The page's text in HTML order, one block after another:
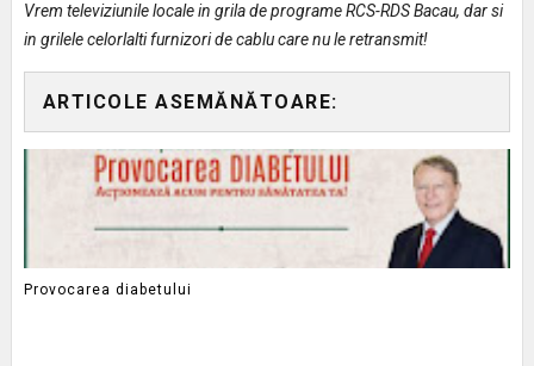
Vrem televiziunile locale in grila de programe RCS-RDS Bacau, dar si
in grilele celorlalti furnizori de cablu care nu le retransmit!
ARTICOLE ASEMĂNĂTOARE:
Provocarea diabetului